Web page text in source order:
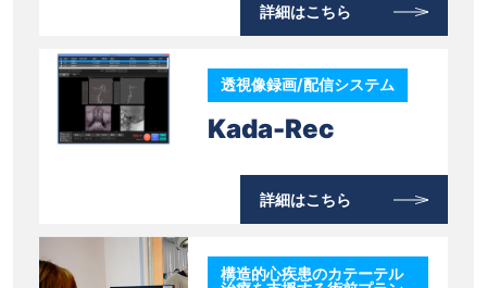
詳細はこちら
透視像録画/配信システム
Kada-Rec
詳細はこちら
構造的心疾患のカテーテル